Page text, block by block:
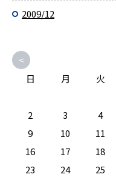
2009/12
<
日
月 火
2
3 4
9
10 11
16
17 18
23
24 25